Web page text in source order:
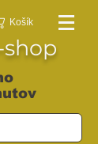
Košík
shop